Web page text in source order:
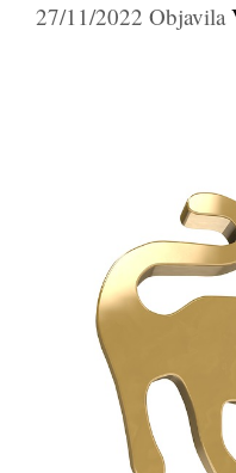
27/11/2022 Objavila